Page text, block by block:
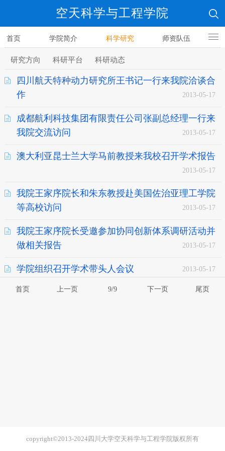
空天科学与工程学院
首页 学院简介 科学研究 师资队伍
人才培养
研究方向 科研平台 科研动态
四川航天特种动力研究所王书记一行来我院洽谈合
作
2013-05-17
成都航利科技集团有限责任公司张副总经理一行来
我院交流访问
2013-05-17
澳大利亚昆士兰大学马前教授来我校召开学术报告
2013-05-17
我院王家序院长和朱东教授赴美国佐治亚理工学院
等高校访问
2013-05-17
我院王家序院长受邀参加协同创新体系调研活动并
做相关报告
2013-05-17
学院组织召开学术带头人会议 2013-05-17
首页 上一页 9/9 下一页 尾页
copyright©2013-2024四川大学空天科学与工程学院版权所有